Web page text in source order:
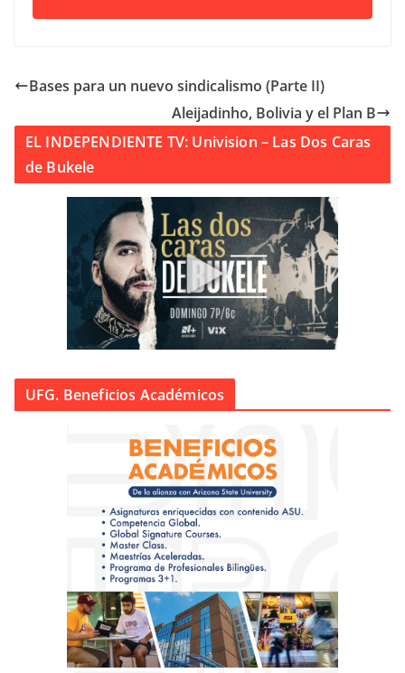
Bases para un nuevo sindicalismo (Parte II)
Aleijadinho, Bolivia y el Plan B
EL INDEPENDIENTE TV: Univision – Las Dos Caras
de Bukele
UFG. Beneficios Académicos